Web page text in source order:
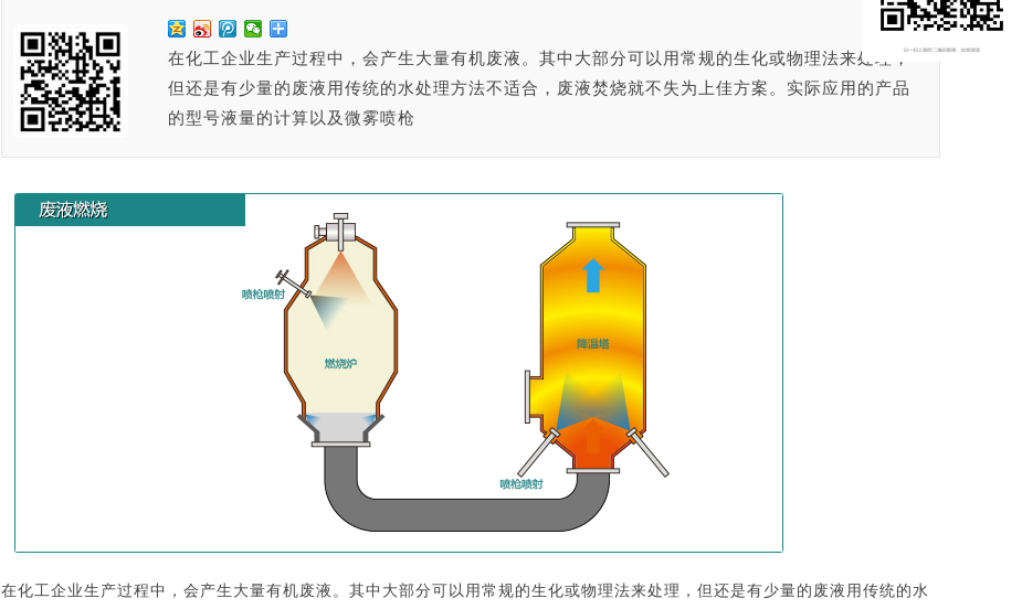
在化工企业生产过程中，会产生大量有机废液。其中大部分可以用常规的生化或物理法来处理，
但还是有少量的废液用传统的水处理方法不适合，废液焚烧就不失为上佳方案。实际应用的产品
的型号液量的计算以及微雾喷枪
在化工企业生产过程中，会产生大量有机废液。其中大部分可以用常规的生化或物理法来处理，但还是有少量的废液用传统的水